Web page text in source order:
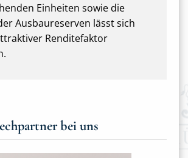
Einheiten sowie die
Ausbaureserven lässt sich
Renditefaktor
bei uns